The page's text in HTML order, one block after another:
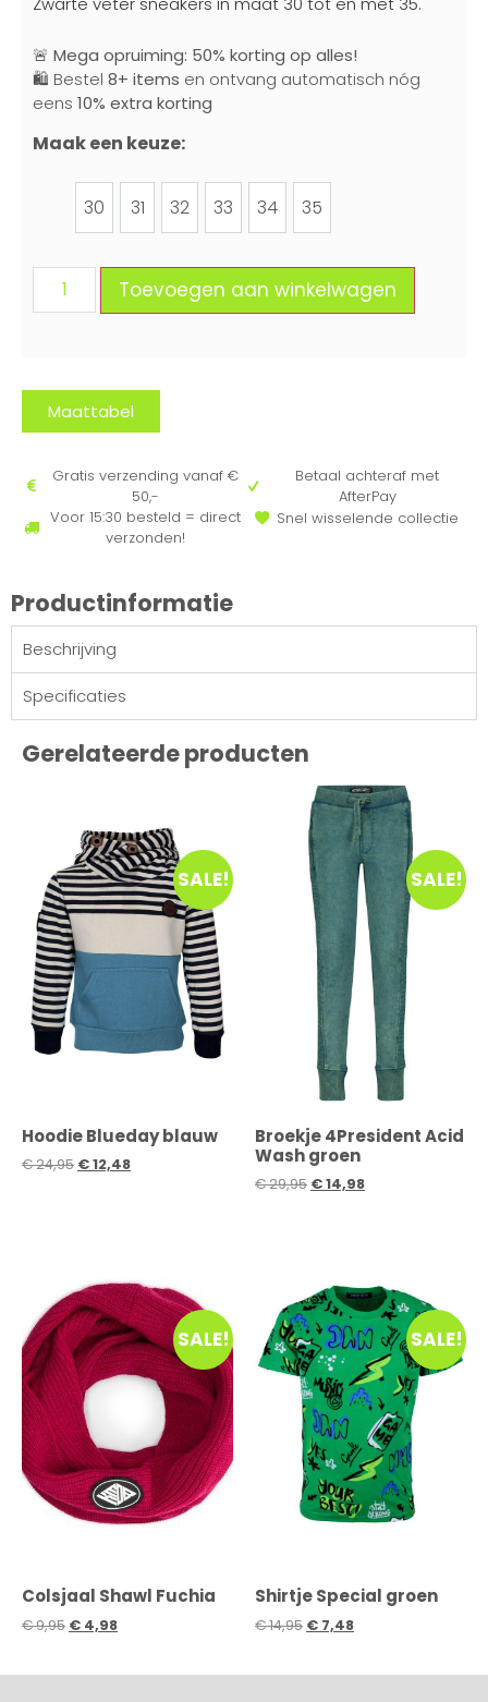
🚨 Mega opruiming: 50% korting op alles!
🛍️ Bestel 8+ items en ontvang automatisch nóg
eens 10% extra korting
Maak een keuze:
30
30
31
31
32
32
33
33
34
34
35
35
Toevoegen aan winkelwagen
Maattabel
Gratis verzending vanaf €
50,-
Voor 15:30 besteld = direct
verzonden!
Betaal achteraf met
AfterPay
Snel wisselende collectie
Productinformatie
Beschrijving
Specificaties
Gerelateerde producten
SALE!
Hoodie Blueday blauw
€24,95 €12,48
SALE!
Broekje 4President Acid
Wash groen
€29,95 €14,98
SALE!
Colsjaal Shawl Fuchia
€9,95 € 4,98
SALE!
Shirtje Special groen
€14,95 € 7,48